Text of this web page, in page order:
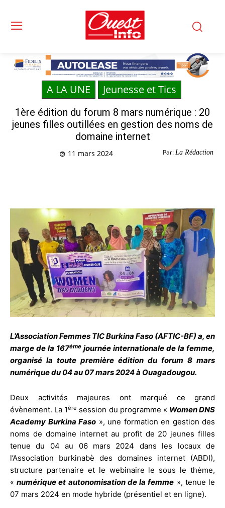
A LA UNE Jeunesse et Tics
1ère édition du forum 8 mars numérique : 20
jeunes filles outillées en gestion des noms de
domaine internet
Par: La Rédaction
11 mars 2024
L’Association Femmes TIC Burkina Faso (AFTIC-BF)a, en
marge de la 167ème journée internationale de la femme,
organisé la toute première édition du forum 8 mars
numérique du 04 au 07 mars 2024 à Ouagadougou.
Deux activités majeures ont marqué ce grand
évènement. La 1ère session du programme « Women DNS
Academy Burkina Faso », une formation en gestion des
noms de domaine internet au profit de 20 jeunes filles
tenue du 04 au 06 mars 2024 dans les locaux de
l’Association burkinabè des domaines internet (ABDI),
structure partenaire et le webinaire le sous le thème,
«numérique et autonomisation de la femme », tenue le
07 mars 2024 en mode hybride (présentiel et en ligne).